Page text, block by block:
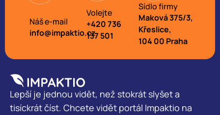
Náš e-mail
info@impaktio.cz
Volejte
+420 736
137 501
Sídlo firmy
Maková 375/3,
Křeslice,
104 00 Praha
Lepší je jednou vidět, než stokrát slyšet a
tisíckrát číst. Chcete vidět portál Impaktio na